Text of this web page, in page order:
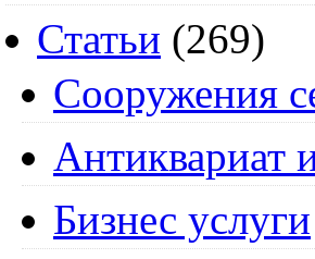
Статьи (269)
Cооружения
Антиквариат
Бизнес услуги